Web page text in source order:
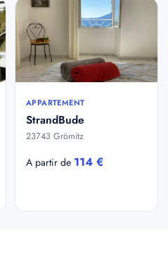
APPARTEMENT
StrandBude
23743 Grömitz
A partir de 114 €